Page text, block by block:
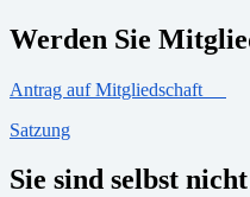
Werden Sie
Antrag auf Mitgliedschaft
Satzung
Sie sind selbst